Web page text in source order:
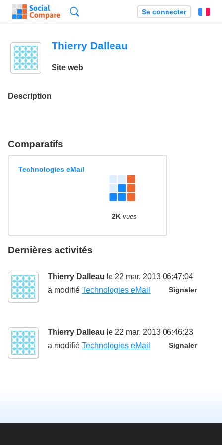
Se connecter
Thierry Dalleau
Site web
Description
Comparatifs
Technologies eMail
2K vues
Dernières activités
Thierry Dalleau le 22 mar. 2013 06:47:04
Signaler
a modifié Technologies eMail
Thierry Dalleau le 22 mar. 2013 06:46:23
Signaler
a modifié Technologies eMail